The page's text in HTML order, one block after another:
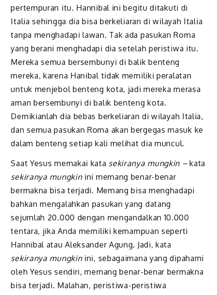
pertempuran itu. Hannibal ini begitu ditakuti di
Italia sehingga dia bisa berkeliaran di wilayah Italia
tanpa menghadapi lawan. Tak ada pasukan Roma
yang berani menghadapi dia setelah peristiwa itu.
Mereka semua bersembunyi di balik benteng
mereka, karena Hanibal tidak memiliki peralatan
untuk menjebol benteng kota, jadi mereka merasa
aman bersembunyi di balik benteng kota.
Demikianlah dia bebas berkeliaran di wilayah Italia,
dan semua pasukan Roma akan bergegas masuk ke
dalam benteng setiap kali melihat dia muncul.
Saat Yesus memakai kata sekiranya mungkin –kata
sekiranya mungkinini memang benar-benar
bermakna bisa terjadi. Memang bisa menghadapi
bahkan mengalahkan pasukan yang datang
sejumlah 20.000 dengan mengandalkan 10.000
tentara, jika Anda memiliki kemampuan seperti
Hannibal atau Aleksander Agung. Jadi, kata
sekiranya mungkinini, sebagaimana yang dipahami
oleh Yesus sendiri, memang benar-benar bermakna
bisa terjadi. Malahan, peristiwa-peristiwa